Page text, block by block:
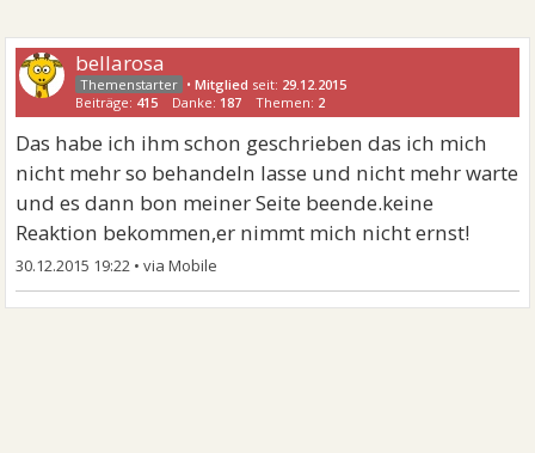
bellarosa
•Mitglied seit: 29.12.2015
Beiträge: 415 Danke: 187 Themen: 2
Das habe ich ihm schon geschrieben das ich mich
nicht mehr so behandeln lasse und nicht mehr warte
und es dann bon meiner Seite beende.keine
Reaktion bekommen,er nimmt mich nicht ernst!
30.12.2015 19:22 •